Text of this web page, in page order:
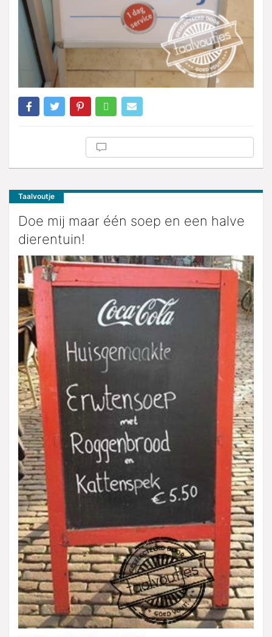
Taalvoutje
Doe mij maar één soep en een halve
dierentuin!